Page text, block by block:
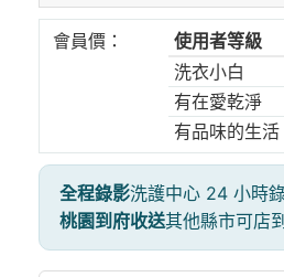
會員價： 使用者等級
洗衣小白
有在愛乾淨
有品味的生活
全程錄影洗護中心 24 小時
桃園到府收送其他縣市可店